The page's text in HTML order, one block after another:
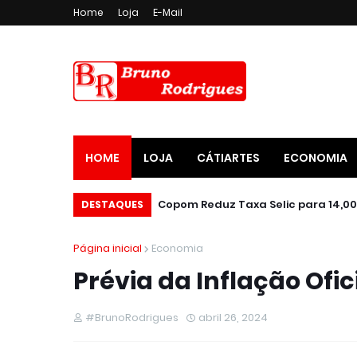
Home Loja E-Mail
HOME LOJA CÁTIARTES ECONOMIA
DESTAQUES
Página inicial Economia
Prévia da Inflação
#BrunoRodrigues abril 26, 2024